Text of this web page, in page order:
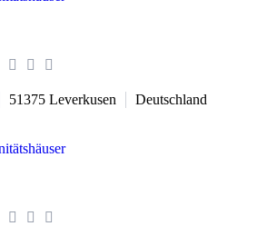
51375 Leverkusen Deutschland